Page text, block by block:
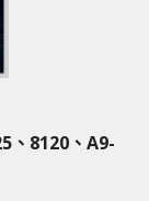
、8120、A9-